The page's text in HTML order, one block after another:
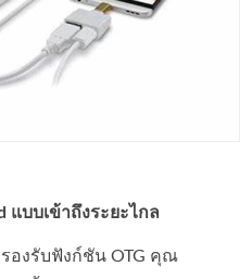
แบบเข้าถึงระยะไกล
องรับฟังก์ชัน OTG คุณ